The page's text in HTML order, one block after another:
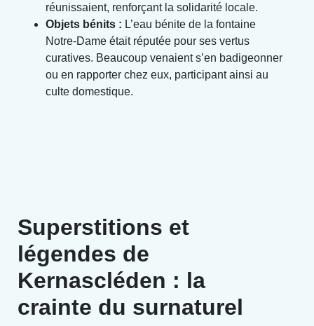
réunissaient, renforçant la solidarité locale.
Objets bénits : L’eau bénite de la fontaine
Notre-Dame était réputée pour ses vertus
curatives. Beaucoup venaient s’en badigeonner
ou en rapporter chez eux, participant ainsi au
culte domestique.
Superstitions et
légendes de
Kernascléden : la
crainte du surnaturel